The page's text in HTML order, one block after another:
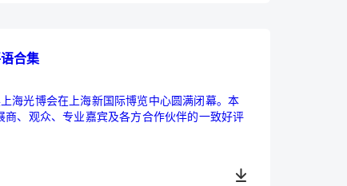
合集
海光博会在上海新国际博览中心圆满闭幕。本
、观众、专业嘉宾及各方合作伙伴的一致好评